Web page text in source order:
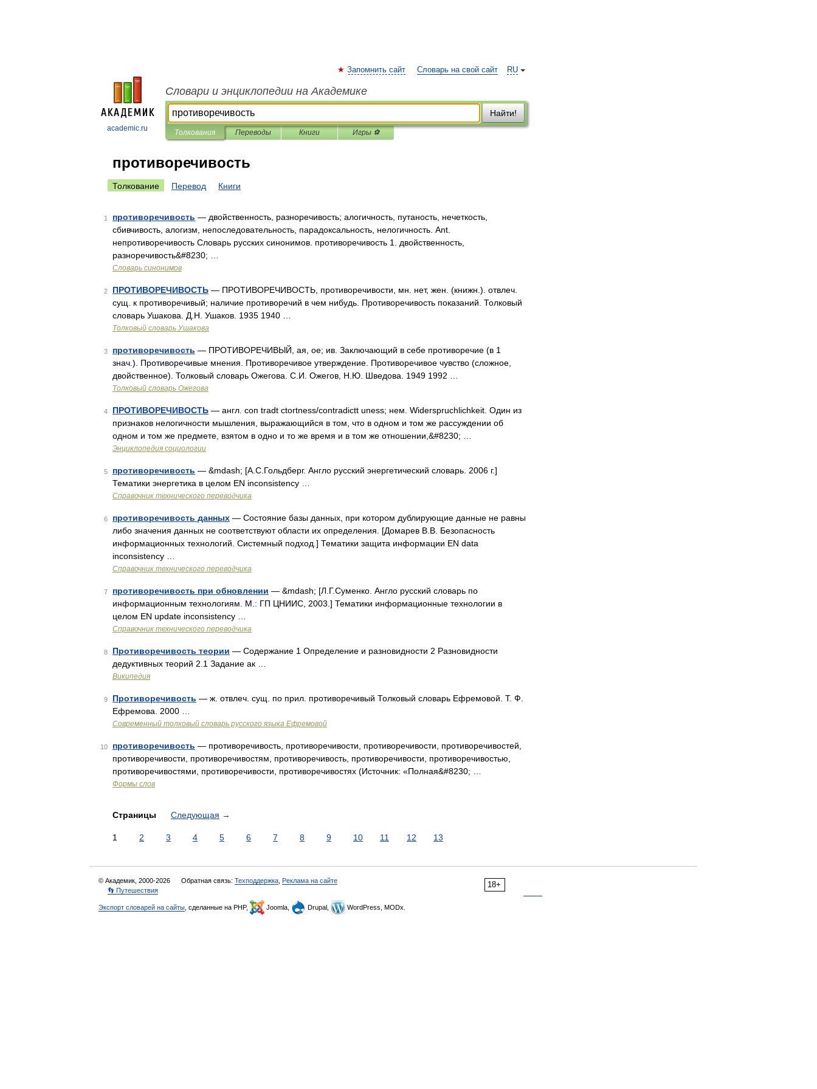
academic.ru
RU
Запомнить сайт Словарь на свой сайт
Словари и энциклопедии на Академике
Найти!
Толкования Переводы Книги Игры ⚽
противоречивость
Толкование Перевод Книги
1 противоречивость — двойственность, разноречивость; алогичность, путаность, нечеткость,
сбивчивость, алогизм, непоследовательность, парадоксальность, нелогичность. Ant.
непротиворечивость Словарь русских синонимов. противоречивость 1. двойственность,
разноречивость&#8230; …
Словарь синонимов
2 ПРОТИВОРЕЧИВОСТЬ — ПРОТИВОРЕЧИВОСТЬ, противоречивости, мн. нет, жен. (книжн.). отвлеч.
сущ. к противоречивый; наличие противоречий в чем нибудь. Противоречивость показаний. Толковый
словарь Ушакова. Д.Н. Ушаков. 1935 1940 …
Толковый словарь Ушакова
3 противоречивость — ПРОТИВОРЕЧИВЫЙ, ая, ое; ив. Заключающий в себе противоречие (в 1
знач.). Противоречивые мнения. Противоречивое утверждение. Противоречивое чувство (сложное,
двойственное). Толковый словарь Ожегова. С.И. Ожегов, Н.Ю. Шведова. 1949 1992 …
Толковый словарь Ожегова
4 ПРОТИВОРЕЧИВОСТЬ — англ. соп tradt ctortness/contradictt uness; нем. Widerspruchlichkeit. Один из
признаков нелогичности мышления, выражающийся в том, что в одном и том же рассуждении об
одном и том же предмете, взятом в одно и то же время и в том же отношении,&#8230; …
Энциклопедия социологии
5 противоречивость — &mdash; [А.С.Гольдберг. Англо русский энергетический словарь. 2006 г.]
Тематики энергетика в целом EN inconsistency …
Справочник технического переводчика
6 противоречивость данных — Состояние базы данных, при котором дублирующие данные не равны
либо значения данных не соответствуют области их определения. [Домарев В.В. Безопасность
информационных технологий. Системный подход.] Тематики защита информации EN data
inconsistency …
Справочник технического переводчика
7 противоречивость при обновлении — &mdash; [Л.Г.Суменко. Англо русский словарь по
информационным технологиям. М.: ГП ЦНИИС, 2003.] Тематики информационные технологии в
целом EN update inconsistency …
Справочник технического переводчика
8 Противоречивость теории — Содержание 1 Определение и разновидности 2 Разновидности
дедуктивных теорий 2.1 Задание ак …
Википедия
9 Противоречивость — ж. отвлеч. сущ. по прил. противоречивый Толковый словарь Ефремовой. Т. Ф.
Ефремова. 2000 …
Современный толковый словарь русского языка Ефремовой
10 противоречивость — противоречивость, противоречивости, противоречивости, противоречивостей,
противоречивости, противоречивостям, противоречивость, противоречивости, противоречивостью,
противоречивостями, противоречивости, противоречивостях (Источник: «Полная&#8230; …
Формы слов
Страницы Следующая →
1 2 3 4 5 6 7 8 9 10 11 12 13
18+
© Академик, 2000-2026 Обратная связь: Техподдержка Реклама на сайте
👣 Путешествия
Экспорт словарей на сайты , сделанные на PHP, Joomla, Drupal, WordPress, MODx.